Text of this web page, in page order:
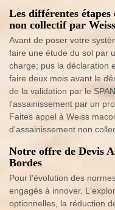
Les différentes
non collectif par
Avant de poser votre
faire une étude du sol par
charge; pus la déclaration
faire deux mois avant le
de la validation par le
l'assainissement par un
Faites appel à Weiss
d'assainissement non
Notre offre de Devis
Bordes
Pour l’évolution des
engagés à innover.
optionnelles, la réduction